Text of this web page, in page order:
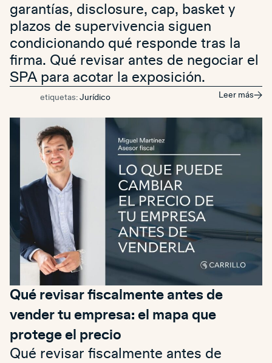
garantías, disclosure, cap, basket y
plazos de supervivencia siguen
condicionando qué responde tras la
firma. Qué revisar antes de negociar el
SPA para acotar la exposición.
etiquetas: Jurídico Leer más
Qué revisar fiscalmente antes de
vender tu empresa: el mapa que
protege el precio
Qué revisar fiscalmente antes de